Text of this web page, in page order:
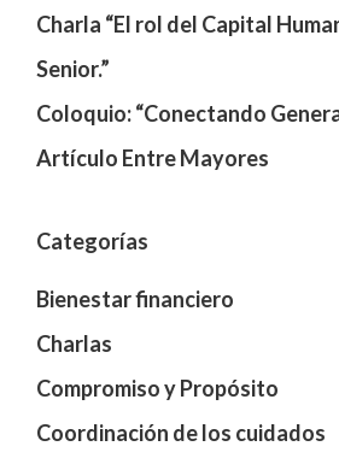
Charla “El rol del Capital
Senior.”
Coloquio: “Conectando
Artículo Entre Mayores
Categorías
Bienestar financiero
Charlas
Compromiso y Propósito
Coordinación de los cuidados